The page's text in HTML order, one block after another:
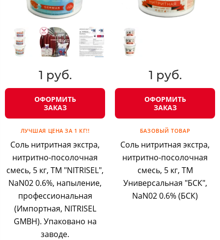
1 руб.
ОФОРМИТЬ
ЗАКАЗ
1 руб.
ОФОРМИТЬ
ЗАКАЗ
ЛУЧШАЯ ЦЕНА ЗА 1 КГ!!
Соль нитритная экстра,
нитритно-посолочная
смесь, 5 кг, ТМ "NITRISEL",
NaN02 0.6%, напыление,
профессиональная
(Импортная, NITRISEL
GMBH). Упаковано на
заводе.
БАЗОВЫЙ ТОВАР
Соль нитритная экстра,
нитритно-посолочная
смесь, 5 кг, ТМ
Универсальная "БСК",
NaN02 0.6% (БСК)